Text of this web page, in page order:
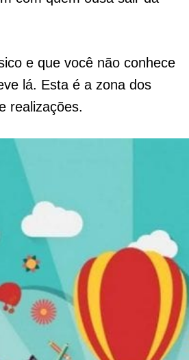
e que você não conhece
lá. Esta é a zona dos
realizações.